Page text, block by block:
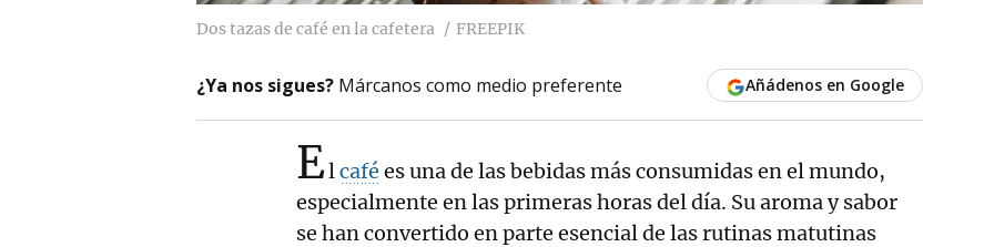
Dos tazas de café en la cafetera FREEPIK
¿Ya nos sigues? Márcanos como medio preferente Añádenos en Google
Elcafé es una de las bebidas más consumidas en el mundo,
especialmente en las primeras horas del día. Su aroma y sabor
se han convertido en parte esencial de las rutinas matutinas